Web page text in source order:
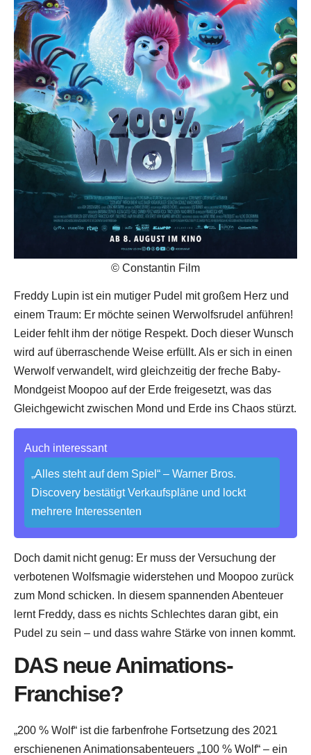
© Constantin Film
Freddy Lupin ist ein mutiger Pudel mit großem Herz und
einem Traum: Er möchte seinen Werwolfsrudel anführen!
Leider fehlt ihm der nötige Respekt. Doch dieser Wunsch
wird auf überraschende Weise erfüllt. Als er sich in einen
Werwolf verwandelt, wird gleichzeitig der freche Baby-
Mondgeist Moopoo auf der Erde freigesetzt, was das
Gleichgewicht zwischen Mond und Erde ins Chaos stürzt.
Auch interessant
„Alles steht auf dem Spiel“ – Warner Bros.
Discovery bestätigt Verkaufspläne und lockt
mehrere Interessenten
Doch damit nicht genug: Er muss der Versuchung der
verbotenen Wolfsmagie widerstehen und Moopoo zurück
zum Mond schicken. In diesem spannenden Abenteuer
lernt Freddy, dass es nichts Schlechtes daran gibt, ein
Pudel zu sein – und dass wahre Stärke von innen kommt.
DAS neue Animations-
Franchise?
„200 % Wolf“ ist die farbenfrohe Fortsetzung des 2021
erschienenen Animationsabenteuers „100 % Wolf“ – ein